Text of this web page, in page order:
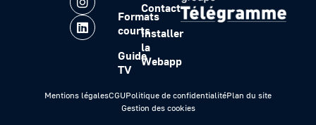
Formats
courts
Guide
TV
Contact
Installer
la
Webapp
Mentions légalesCGUPolitique de confidentialitéPlan du site
Gestion des cookies